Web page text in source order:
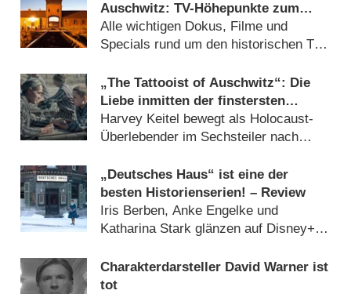
Auschwitz: TV-Höhepunkte zum
Holocaust-Gedenktag 2025
Alle wichtigen Dokus, Filme und
Specials rund um den historischen Tag
„The Tattooist of Auschwitz“: Die
Liebe inmitten der finstersten
Menschheitsstunde – Review
Harvey Keitel bewegt als Holocaust-
Überlebender im Sechsteiler nach
09.05.2024)
„Deutsches Haus“ ist eine der
besten Historienserien! – Review
Iris Berben, Anke Engelke und
Katharina Stark glänzen auf Disney+
Charakterdarsteller David Warner ist
tot